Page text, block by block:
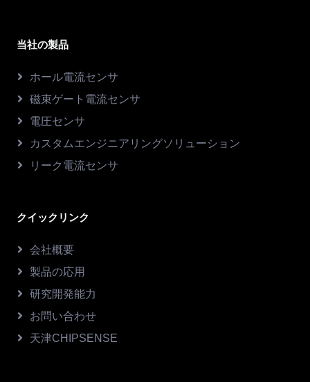
当社の製品
ホール電流センサ
磁束ゲート電流センサ
電圧センサ
カスタムエンジニアリングソリューション
リーク電流センサ
クイックリンク
会社概要
製品の応用
研究開発能力
お問い合わせ
天津CHIPSENSE